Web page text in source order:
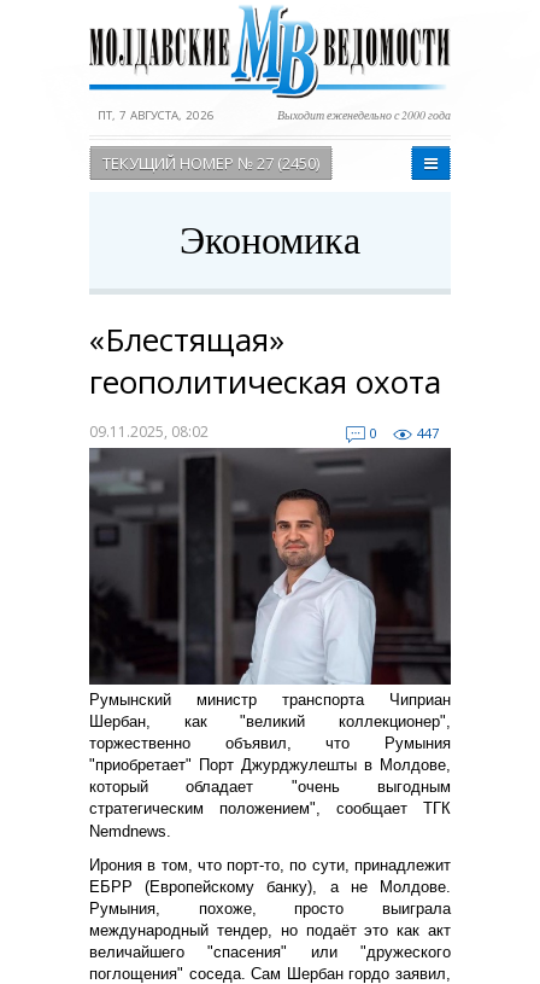
ПТ, 7 АВГУСТА, 2026 Выходит еженедельно с 2000 года
ТЕКУЩИЙ НОМЕР № 27 (2450)
Экономика
«Блестящая»
геополитическая охота
09.11.2025, 08:02 0 447
Румынский министр транспорта Чиприан
Шербан, как "великий коллекционер",
торжественно объявил, что Румыния
"приобретает" Порт Джурджулешты в Молдове,
который обладает "очень выгодным
стратегическим положением", сообщает ТГК
Nemdnews.
Ирония в том, что порт-то, по сути, принадлежит
ЕБРР (Европейскому банку), а не Молдове.
Румыния, похоже, просто выиграла
международный тендер, но подаёт это как акт
величайшего "спасения" или "дружеского
поглощения" соседа. Сам Шербан гордо заявил,